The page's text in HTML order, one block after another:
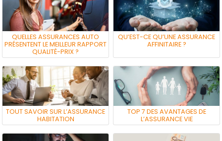
QUELLES ASSURANCES AUTO
PRÉSENTENT LE MEILLEUR RAPPORT
QUALITÉ-PRIX ?
QU’EST-CE QU’UNE ASSURANCE
AFFINITAIRE ?
TOUT SAVOIR SUR L’ASSURANCE
HABITATION
TOP 7 DES AVANTAGES DE
L’ASSURANCE VIE